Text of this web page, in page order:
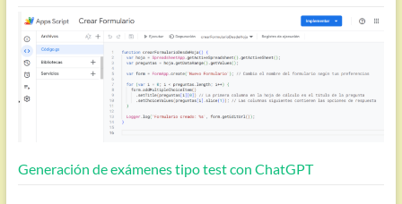
Generación de exámenes tipo test con ChatGPT